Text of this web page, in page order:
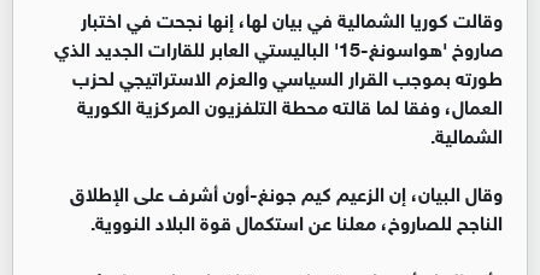
وقالت كوريا الشمالية في بيان لها، إنها نجحت في اختبار
صاروخ 'هواسونغ-15' الباليستي العابر للقارات الجديد الذي
طورته بموجب القرار السياسي والعزم الاستراتيجي لحزب
العمال، وفقا لما قالته محطة التلفزيون المركزية الكورية
الشمالية.
وقال البيان، إن الزعيم كيم جونغ-أون أشرف على الإطلاق
الناجح للصاروخ، معلنا عن استكمال قوة البلاد النووية.